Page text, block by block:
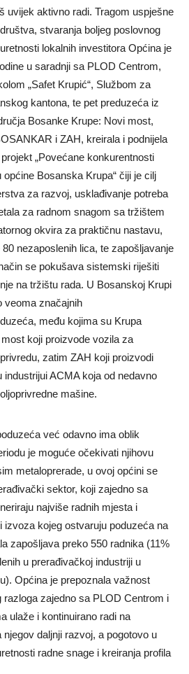
uvijek aktivno radi. Tragom uspješne
stvaranja boljeg poslovnog
lokalnih investitora Općina je
u saradnji sa PLOD Centrom,
„Safet Krupić“, Službom za
kantona, te pet preduzeća iz
Bosanke Krupe: Novi most,
i ZAH, kreirala i podnijela
„Povećane konkurentnosti
Bosanska Krupa“ čiji je cilj
za razvoj, usklađivanje potreba
za radnom snagom sa tržištem
okvira za praktičnu nastavu,
nezaposlenih lica, te zapošljavanje
se pokušava sistemski riješiti
na tržištu rada. U Bosanskoj Krupi
veoma značajnih
među kojima su Krupa
koji proizvode vozila za
zatim ZAH koji proizvodi
ACMA koja od nedavno
mašine.
već odavno ima oblik
je moguće očekivati njihovu
metaloprerade, u ovoj općini se
sektor, koji zajedno sa
najviše radnih mjesta i
izvoza kojeg ostvaruju poduzeća na
zapošljava preko 550 radnika (11%
u prerađivačkoj industriji u
Općina je prepoznala važnost
razloga zajedno sa PLOD Centrom i
ulaže i kontinuirano radi na
daljnji razvoj, a pogotovo u
radne snage i kreiranja profila